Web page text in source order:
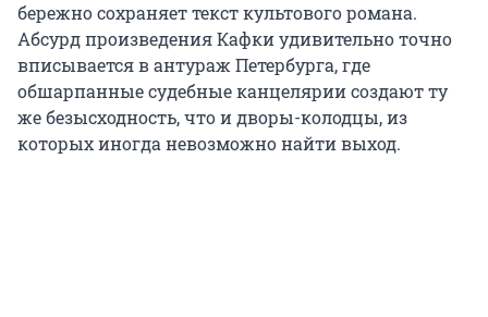
бережно сохраняет текст культового романа.
Абсурд произведения Кафки удивительно точно
вписывается в антураж Петербурга, где
обшарпанные судебные канцелярии создают ту
же безысходность, что и дворы-колодцы, из
которых иногда невозможно найти выход.